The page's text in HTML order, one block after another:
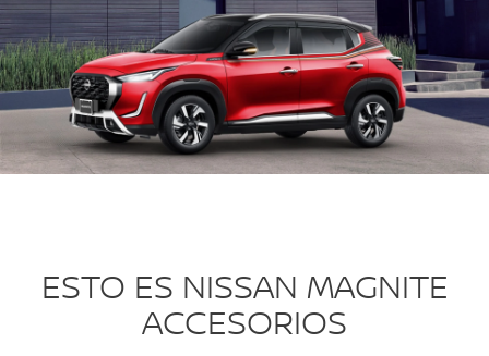
ESTO ES NISSAN MAGNITE
ACCESORIOS